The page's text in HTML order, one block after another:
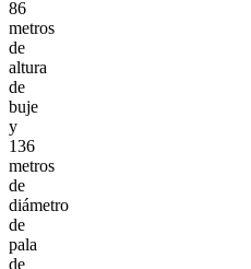
86
metros
de
altura
de
buje
y
136
metros
de
diámetro
de
pala
de